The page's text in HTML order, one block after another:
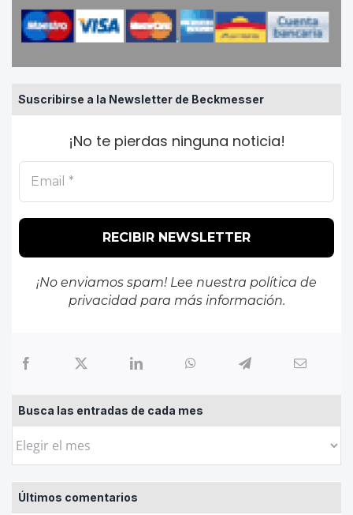
Suscribirse a la Newsletter de Beckmesser
¡No te pierdas ninguna noticia!
¡No enviamos spam! Lee nuestra política de
privacidadpara más información.
Busca las entradas de cada mes
Busca
entradas
de
Últimos comentarios